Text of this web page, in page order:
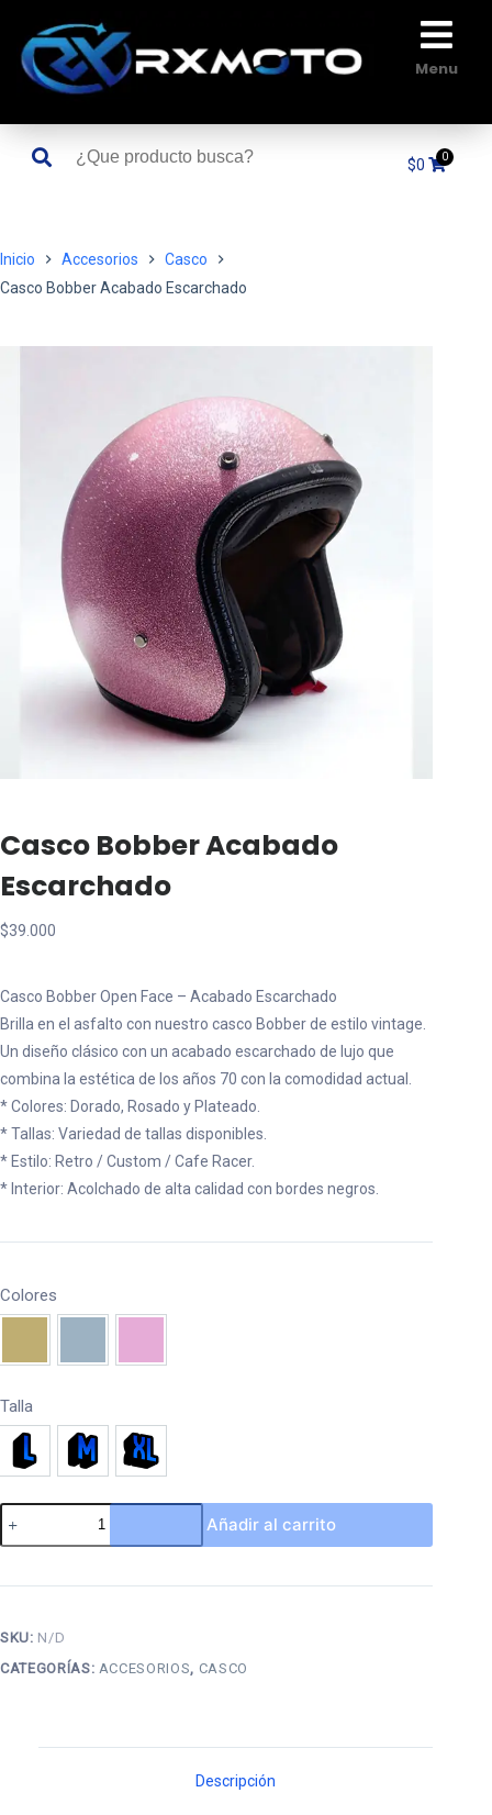
contenido
Menu
$0
Inicio Accesorios
Casco
Casco Bobber Acabado Escarchado
Casco Bobber Acabado
Escarchado
$39.000
Casco Bobber Open Face – Acabado Escarchado
Brilla en el asfalto con nuestro casco Bobber de estilo vintage.
Un diseño clásico con un acabado escarchado de lujo que
combina la estética de los años 70 con la comodidad actual.
* Colores: Dorado, Rosado y Plateado.
* Tallas: Variedad de tallas disponibles.
* Estilo: Retro / Custom / Cafe Racer.
* Interior: Acolchado de alta calidad con bordes negros.
Colores
Talla
L M XL
Bobber
cantidad
Añadir al carrito
SKU: N/D
CATEGORÍAS: ACCESORIOS, CASCO
Descripción